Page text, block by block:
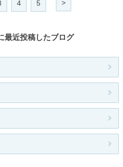
4 5 >
最近投稿したブログ